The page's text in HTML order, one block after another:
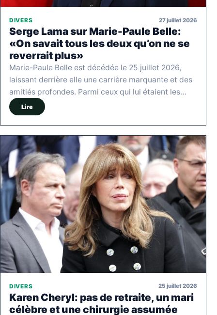
DIVERS 27 juillet 2026
Serge Lama sur Marie-Paule Belle:
«On savait tous les deux qu’on ne se
reverrait plus»
Marie-Paule Belle est décédée le 25 juillet 2026,
laissant derrière elle une carrière marquante et des
amitiés profondes. Parmi ceux qui lui étaient les…
Lire
DIVERS 25 juillet 2026
Karen Cheryl: pas de retraite, un mari
célèbre et une chirurgie assumée